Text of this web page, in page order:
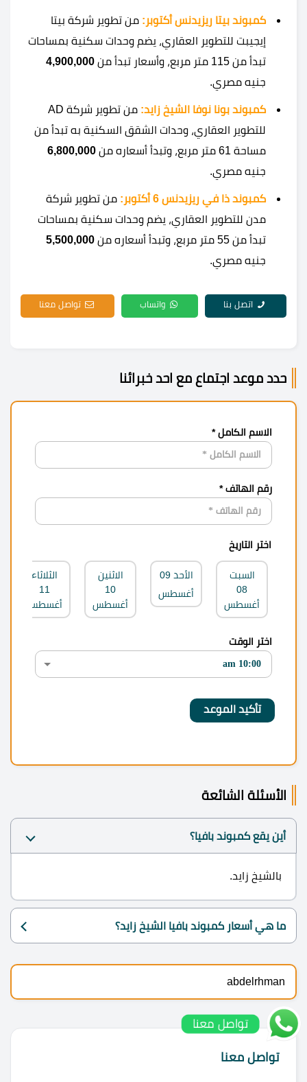
كمبوند بيتا ريزيدنس أكتوبر: من تطوير شركة بيتا
إيجيبت للتطوير العقاري، يضم وحدات سكنية بمساحات
تبدأ من 115 متر مربع، وأسعار تبدأ من
4,900,000
جنيه مصري.
كمبوند بونا نوفا الشيخ زايد:
من تطوير شركة AD
للتطوير العقاري، وحدات الشقق السكنية به تبدأ من
مساحة 61 متر مربع، وتبدأ أسعاره من
6,800,000
جنيه مصري.
كمبوند ذا في ريزيدنس 6 أكتوبر:
من تطوير شركة
مدن للتطوير العقاري، يضم وحدات سكنية بمساحات
تبدأ من 55 متر مربع، وتبدأ أسعاره من
5,500,000
جنيه مصري.
اتصل بنا واتساب تواصل معنا
حدد موعد اجتماع مع احد خبرائنا
الاسم الكامل *
رقم الهاتف *
اختر التاريخ
السبت
08
أغسطس
الأحد 09
أغسطس
الاثنين
10
أغسطس
الثلاثاء
11
أغسطس
اختر الوقت
الأسئلة الشائعة
أين يقع كمبوند بافيا؟
بالشيخ زايد.
ما هي أسعار كمبوند بافيا الشيخ زايد؟
abdelrhman
تواصل معنا
تواصل معنا